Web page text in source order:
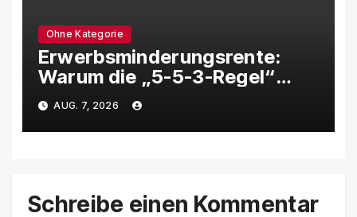
Ohne Kategorie
Erwerbsminderungsrente:
Warum die „5-5-3-Regel“
über die EM-Rente
entscheiden kann
AUG. 7, 2026
Schreibe einen Kommentar